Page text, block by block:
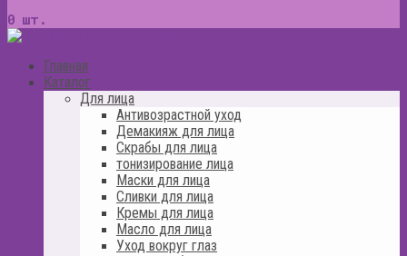
0 шт.
Главная
Каталог
Для лица
Антивозрастной уход
Демакияж для лица
Скрабы для лица
тонизирование лица
Маски для лица
Сливки для лица
Кремы для лица
Масло для лица
Уход вокруг глаз